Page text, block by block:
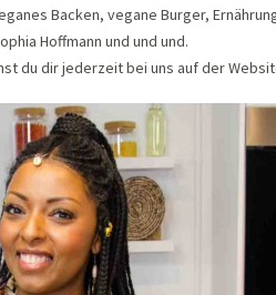
Backen, vegane Burger,
Hoffmann und und und.
du dir jederzeit bei uns auf der